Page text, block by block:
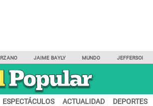
JAIME BAYLY MUNDO JEFFERSON
ESPECTÁCULOS ACTUALIDAD DEPORTES